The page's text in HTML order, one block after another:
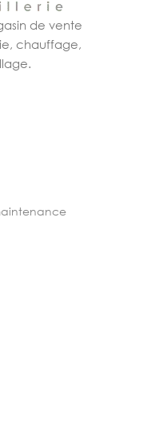
de vente
chauffage,